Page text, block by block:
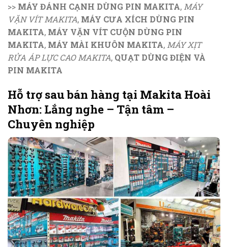
>> MÁY ĐÁNH CẠNH DÙNG PIN MAKITA, MÁY
VẶN VÍT MAKITA, MÁY CƯA XÍCH DÙNG PIN
MAKITA, MÁY VẶN VÍT CUỘN DÙNG PIN
MAKITA, MÁY MÀI KHUÔN MAKITA, MÁY XỊT
RỬA ÁP LỰC CAO MAKITA, QUẠT DÙNG ĐIỆN VÀ
PIN MAKITA
Hỗ trợ sau bán hàng tại Makita Hoài
Nhơn: Lắng nghe – Tận tâm –
Chuyên nghiệp